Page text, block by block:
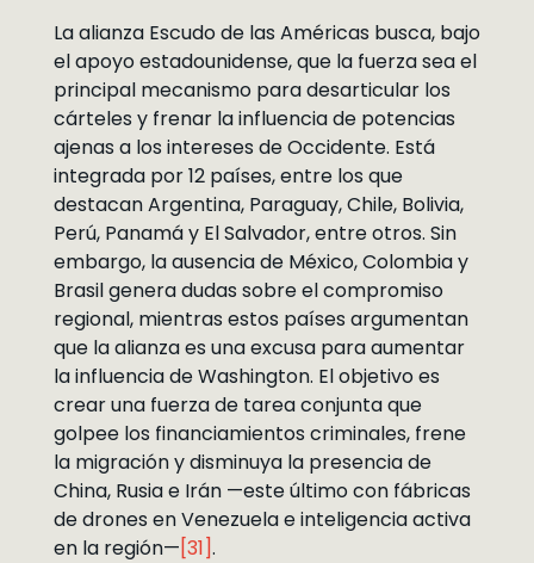
La alianza Escudo de las Américas busca, bajo
el apoyo estadounidense, que la fuerza sea el
principal mecanismo para desarticular los
cárteles y frenar la influencia de potencias
ajenas a los intereses de Occidente. Está
integrada por 12 países, entre los que
destacan Argentina, Paraguay, Chile, Bolivia,
Perú, Panamá y El Salvador, entre otros. Sin
embargo, la ausencia de México, Colombia y
Brasil genera dudas sobre el compromiso
regional, mientras estos países argumentan
que la alianza es una excusa para aumentar
la influencia de Washington. El objetivo es
crear una fuerza de tarea conjunta que
golpee los financiamientos criminales, frene
la migración y disminuya la presencia de
China, Rusia e Irán —este último con fábricas
de drones en Venezuela e inteligencia activa
en la región—[31].